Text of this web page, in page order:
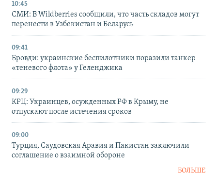
10:45
СМИ: В Wildberries сообщили, что часть складов могут
перенести в Узбекистан и Беларусь
09:41
Бровди: украинские беспилотники поразили танкер
«теневого флота» у Геленджика
09:29
КРЦ: Украинцев, осужденных РФ в Крыму, не
отпускают после истечения сроков
09:00
Турция, Саудовская Аравия и Пакистан заключили
соглашение о взаимной обороне
БОЛЬШЕ